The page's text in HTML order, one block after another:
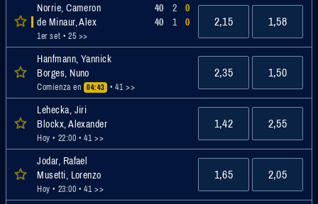
Norrie, Cameron
de Minaur, Alex
1er set • 25 >>
40
40
2
1
0
0
2,15 1,58
Hanfmann, Yannick
Borges, Nuno
Comienza en 04:43 • 41 >>
2,35 1,50
Lehecka, Jiri
Blockx, Alexander
Hoy • 22:00 • 41 >>
1,42 2,55
Jodar, Rafael
Musetti, Lorenzo
Hoy • 23:00 • 41 >>
1,65 2,05